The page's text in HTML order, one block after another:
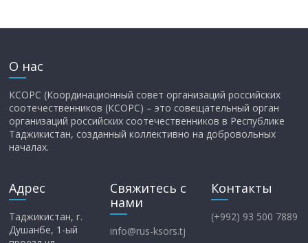
О нас
КСОРС (Координационный совет организаций российских
соотечественников (КСОРС) – это совещательный орган
организаций российских соотечественников в Республике
Таджикистан, созданный коллективно на добровольных
началах.
Адрес
Таджикистан, г.
Душанбе, 1-ый
Свяжитесь с
нами
info@rus-ksors.tj
Контакты
(+992) 93 500 7889